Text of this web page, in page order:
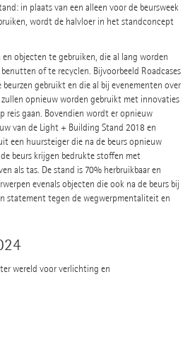
in plaats van een alleen voor de beursweek
wordt de halvloer in het standconcept
objecten te gebruiken, die al lang worden
of te recyclen. Bijvoorbeeld Roadcases
beurzen gebruikt en die al bij evenementen over
zullen opnieuw worden gebruikt met innovaties
reis gaan. Bovendien wordt er opnieuw
van de Light + Building Stand 2018 en
een huursteiger die na de beurs opnieuw
beurs krijgen bedrukte stoffen met
als tas. De stand is 70% herbruikbaar en
evenals objecten die ook na de beurs bij
statement tegen de wegwerpmentaliteit en
wereld voor verlichting en